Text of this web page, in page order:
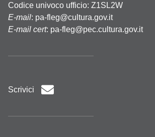
Codice univoco ufficio: Z1SL2W
E-mail: pa-fleg@cultura.gov.it
E-mail cert: pa-fleg@pec.cultura.gov.it
Scrivici